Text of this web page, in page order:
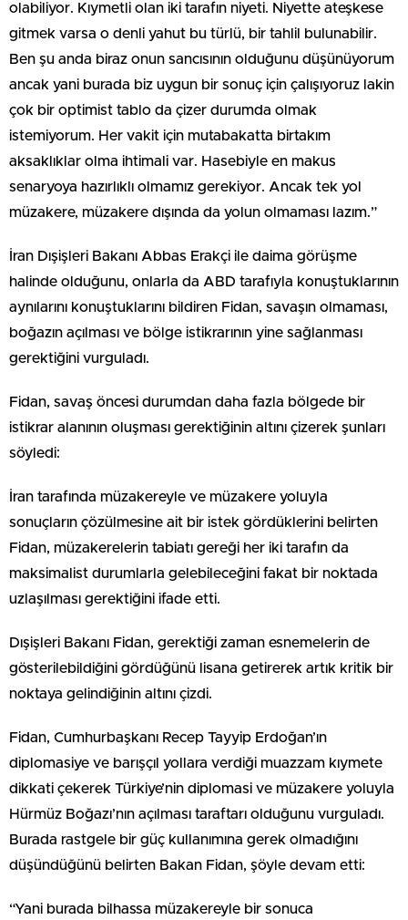
olabiliyor. Kıymetli olan iki tarafın niyeti. Niyette ateşkese
gitmek varsa o denli yahut bu türlü, bir tahlil bulunabilir.
Ben şu anda biraz onun sancısının olduğunu düşünüyorum
ancak yani burada biz uygun bir sonuç için çalışıyoruz lakin
çok bir optimist tablo da çizer durumda olmak
istemiyorum. Her vakit için mutabakatta birtakım
aksaklıklar olma ihtimali var. Hasebiyle en makus
senaryoya hazırlıklı olmamız gerekiyor. Ancak tek yol
müzakere, müzakere dışında da yolun olmaması lazım.”
İran Dışişleri Bakanı Abbas Erakçi ile daima görüşme
halinde olduğunu, onlarla da ABD tarafıyla konuştuklarının
aynılarını konuştuklarını bildiren Fidan, savaşın olmaması,
boğazın açılması ve bölge istikrarının yine sağlanması
gerektiğini vurguladı.
Fidan, savaş öncesi durumdan daha fazla bölgede bir
istikrar alanının oluşması gerektiğinin altını çizerek şunları
söyledi:
İran tarafında müzakereyle ve müzakere yoluyla
sonuçların çözülmesine ait bir istek gördüklerini belirten
Fidan, müzakerelerin tabiatı gereği her iki tarafın da
maksimalist durumlarla gelebileceğini fakat bir noktada
uzlaşılması gerektiğini ifade etti.
Dışişleri Bakanı Fidan, gerektiği zaman esnemelerin de
gösterilebildiğini gördüğünü lisana getirerek artık kritik bir
noktaya gelindiğinin altını çizdi.
Fidan, Cumhurbaşkanı Recep Tayyip Erdoğan’ın
diplomasiye ve barışçıl yollara verdiği muazzam kıymete
dikkati çekerek Türkiye’nin diplomasi ve müzakere yoluyla
Hürmüz Boğazı’nın açılması taraftarı olduğunu vurguladı.
Burada rastgele bir güç kullanımına gerek olmadığını
düşündüğünü belirten Bakan Fidan, şöyle devam etti:
“Yani burada bilhassa müzakereyle bir sonuca